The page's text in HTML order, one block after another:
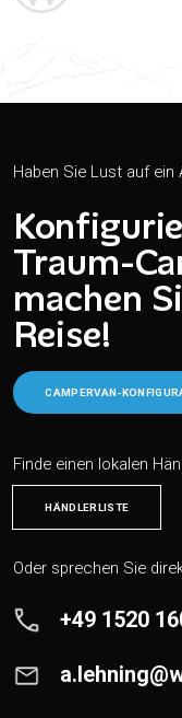
Haben Sie Lust auf
Traum-
machen
Reise!
CAMPERVAN-
Finde einen lokalen
HÄNDLERLISTE
Oder sprechen Sie
+49 1520